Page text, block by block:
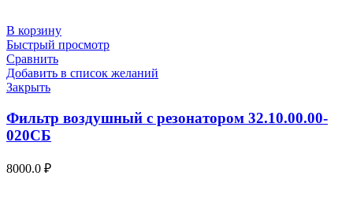
В корзину
Быстрый просмотр
Сравнить
Добавить в список желаний
Закрыть
Фильтр воздушный с резонатором 32.10.00.00-
020СБ
8000.0 ₽